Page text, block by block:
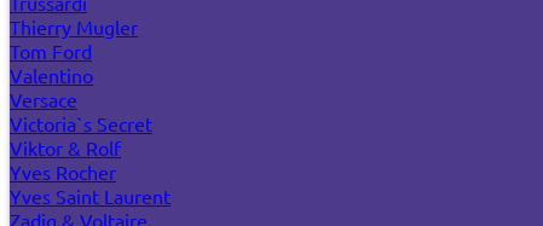
Thierry Mugler
Tom Ford
Valentino
Versace
Victoria`s Secret
Viktor & Rolf
Yves Rocher
Yves Saint Laurent
Zadig & Voltaire